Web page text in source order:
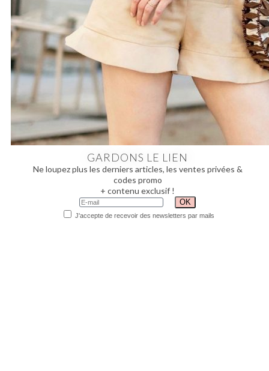
GARDONS LE LIEN
Ne loupez plus les derniers articles, les ventes privées &
codes promo
+ contenu exclusif !
J'accepte de recevoir des newsletters par mails